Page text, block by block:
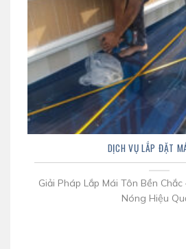
DỊCH VỤ LẮP ĐẶT
Giải Pháp Lắp Mái Tôn Bền
Nóng Hiệu